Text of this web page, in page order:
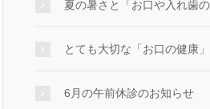
夏の暑さと「お口や入れ歯の
とても大切な「お口の健康」
6月の午前休診のお知らせ